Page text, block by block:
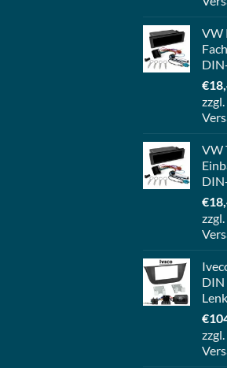
VW
€
zzgl.
VW
€
zzgl.
DIN
€
zzgl.